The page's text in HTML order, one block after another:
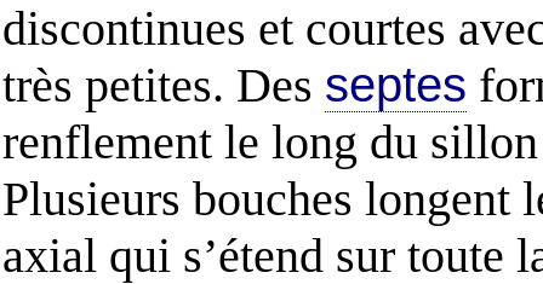
discontinues et courtes
très petites. Des septes
renflement le long du
Plusieurs bouches longent
axial qui s’étend sur toute